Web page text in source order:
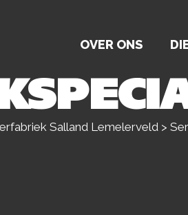
OVER ONS
Salland Lemelerveld >